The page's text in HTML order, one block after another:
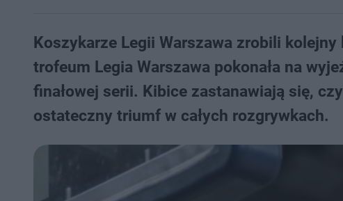
Koszykarze Legii Warszawa zrobili
trofeum Legia Warszawa pokonała na
finałowej serii. Kibice zastanawiają się,
ostateczny triumf w całych rozgrywkach.